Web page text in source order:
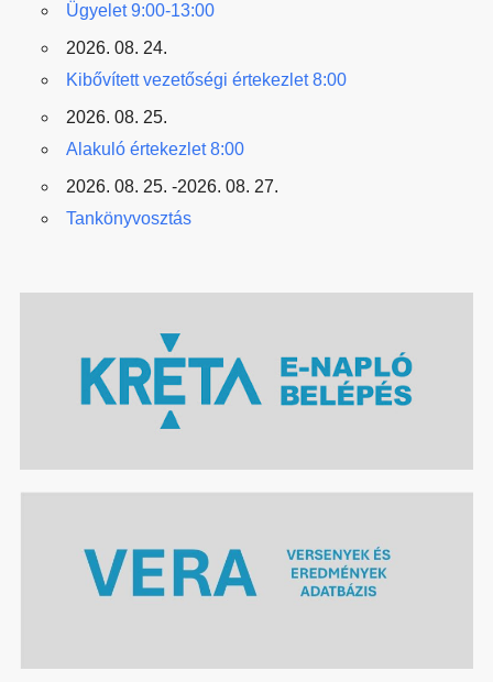
Ügyelet 9:00-13:00
2026. 08. 24.
Kibővített vezetőségi értekezlet 8:00
2026. 08. 25.
Alakuló értekezlet 8:00
2026. 08. 25. -2026. 08. 27.
Tankönyvosztás